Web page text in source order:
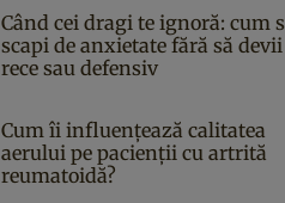
Când cei dragi te ignoră: cum
scapi de anxietate fără să devii
rece sau defensiv
Cum îi influențează calitatea
aerului pe pacienții cu artrită
reumatoidă?